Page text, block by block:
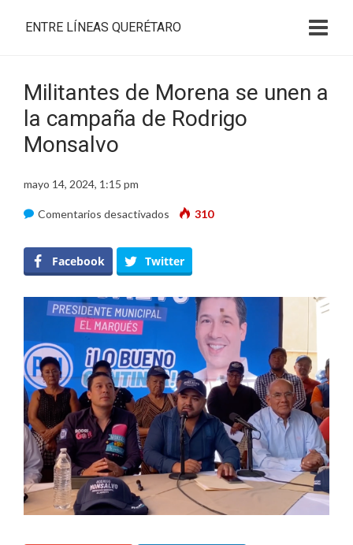
ENTRE LÍNEAS QUERÉTARO
Militantes de Morena se unen a
la campaña de Rodrigo
Monsalvo
mayo 14, 2024, 1:15 pm
Comentarios desactivados en
de
Morena
se
la
campaña
de
Rodrigo
Monsalvo
310
Facebook Twitter